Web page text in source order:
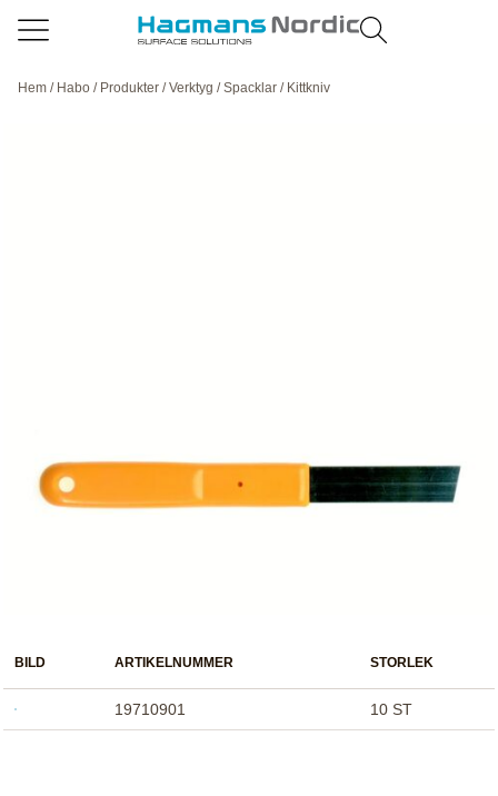
Hem / Habo / Produkter /Verktyg /Spacklar / Kittkniv
BILD ARTIKELNUMMER STORLEK
19710901 10 ST